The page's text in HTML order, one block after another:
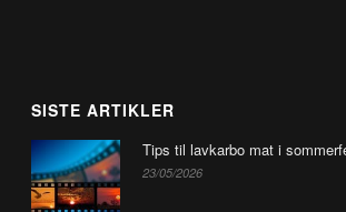
SISTE ARTIKLER
Tips til lavkarbo mat i
23/05/2026